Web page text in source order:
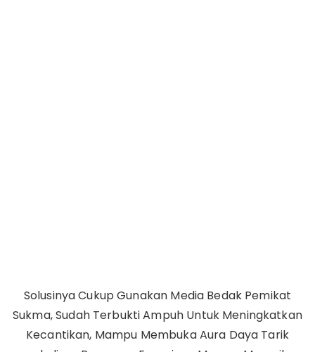
Solusinya Cukup Gunakan Media Bedak Pemikat
Sukma, Sudah Terbukti Ampuh Untuk Meningkatkan
Kecantikan, Mampu Membuka Aura Daya Tarik